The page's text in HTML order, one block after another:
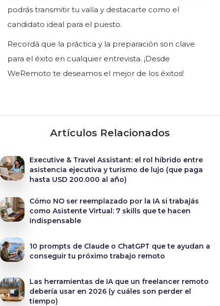
podrás transmitir tu valía y destacarte como el
candidato ideal para el puesto.
Recordá que la práctica y la preparación son clave
para el éxito en cualquier entrevista. ¡Desde
WeRemoto te deseamos el mejor de los éxitos!
Artículos Relacionados
Executive & Travel Assistant: el rol híbrido entre
asistencia ejecutiva y turismo de lujo (que paga
hasta USD 200.000 al año)
Cómo NO ser reemplazado por la IA si trabajás
como Asistente Virtual: 7 skills que te hacen
indispensable
10 prompts de Claude o ChatGPT que te ayudan a
conseguir tu próximo trabajo remoto
Las herramientas de IA que un freelancer remoto
debería usar en 2026 (y cuáles son perder el
tiempo)